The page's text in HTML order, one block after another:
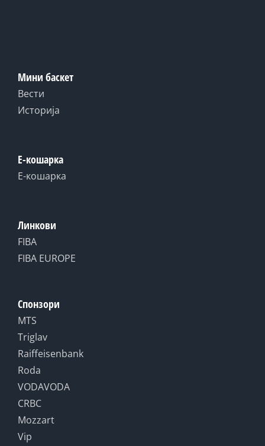
Мини баскет
Вести
Историја
Е-кошарка
Е-кошарка
Линкови
FIBA
FIBA EUROPE
Спонзори
MTS
Triglav
Raiffeisenbank
Roda
VODAVODA
CRBC
Mozzart
Vip